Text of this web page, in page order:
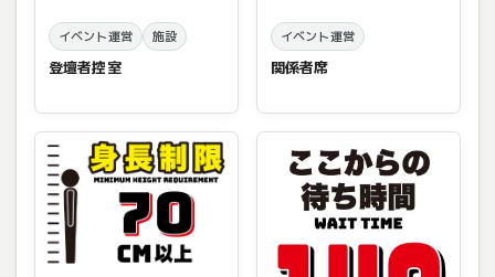
イベント運営 施設
登壇者控室
イベント運営
関係者席